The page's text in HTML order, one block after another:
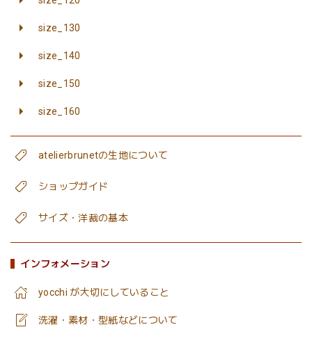
size_130
size_140
size_150
size_160
atelierbrunetの生地について
ショップガイド
サイズ・洋裁の基本
インフォメーション
yocchi が大切にしていること
洗濯・素材・型紙などについて